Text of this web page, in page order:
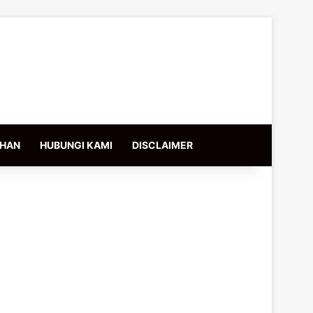
HUBUNGI KAMI DISCLAIMER